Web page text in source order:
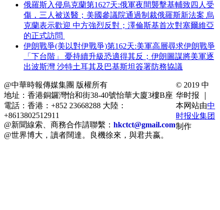
俄羅斯入侵烏克蘭第1627天:俄軍夜間襲擊基輔致四人受
傷，三人被送醫；美國參議院通過制裁俄羅斯新法案 烏
克蘭表示歡迎 中方強烈反對；澤倫斯基首次對塞爾維亞
的正式訪問
伊朗戰爭(美以對伊戰爭)第162天:美軍高層尋求伊朗戰爭
「下台階」 憂持續升級恐適得其反；伊朗圖謀將美軍逐
出波斯灣 沙特土耳其及巴基斯坦簽署防務協議
@中華時報傳媒集團 版權所有
地址：香港銅鑼灣怡和街38-40號怡華大廈3樓B座
電話：香港：+852 23668288 大陸：
+8613802512911
@新聞線索、商務合作請聯繫： hkctct@gmail.com
@世界博大，讀者闊達。良機徐來，與君共嬴。
© 2019 中
华时报 ｜
本网站由中
时报业集团
制作